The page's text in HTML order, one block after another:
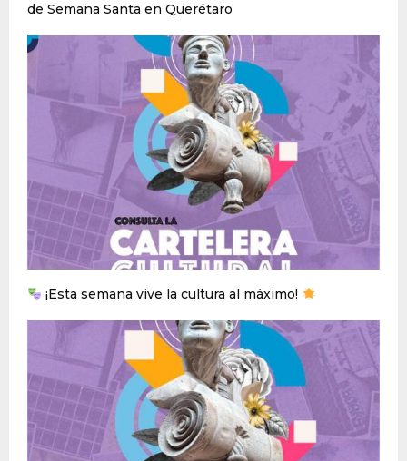
de Semana Santa en Querétaro
¡Esta semana vive la cultura al máximo!